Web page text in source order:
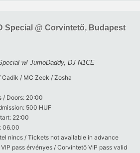
Special @ Corvintető, Budapest
w/ JumoDaddy, DJ N1CE
Cadik / MC Zeek / Zosha
/ Doors: 20:00
500 HUF
22:00
06.00
nincs / Tickets not available in advance
pass érvényes / Corvintető VIP pass valid